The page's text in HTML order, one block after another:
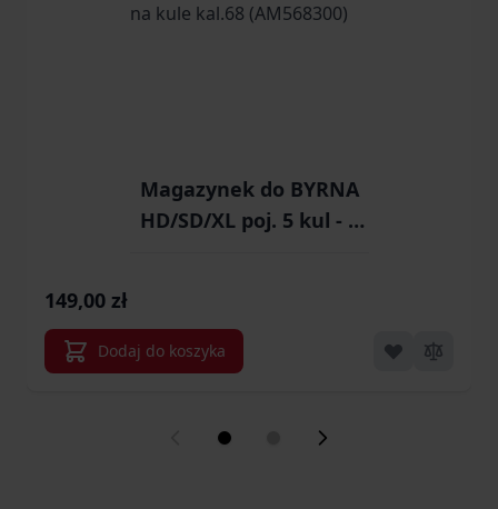
Magazynek do BYRNA
HD/SD/XL poj. 5 kul - 2
149,00 zł
Dodaj do koszyka